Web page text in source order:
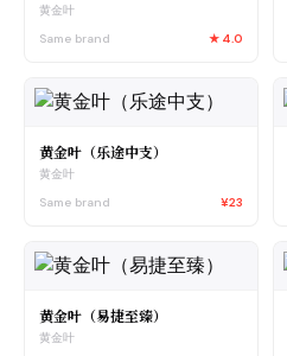
黄金叶
Same brand
★ 4.0
黄金叶（乐途中支）
黄金叶
Same brand
¥23
黄金叶（易捷至臻）
黄金叶